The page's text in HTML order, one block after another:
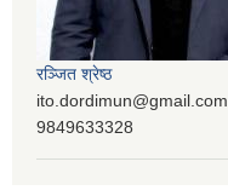
रञ्‍जित श्रेष्ठ
ito.dordimun@gmail.com
9849633328